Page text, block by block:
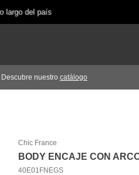
largo del país
nuestro catálogo
Chic France
BODY ENCAJE CON
40E01FNEGS